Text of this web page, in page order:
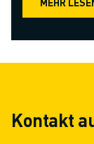
Kontakt